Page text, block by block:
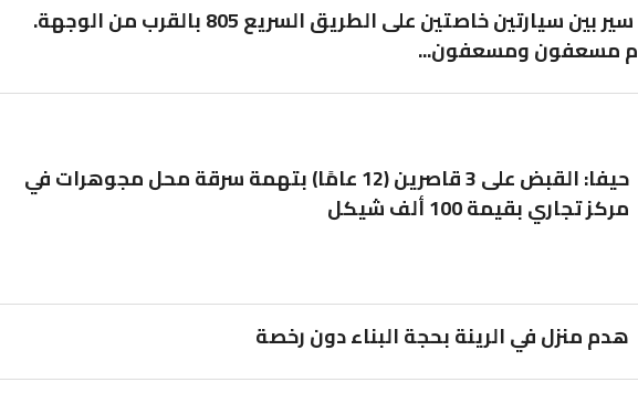
حادث سير بين سيارتين خاصتين على الطريق السريع 805 بالقرب من الوجهة.
مسعفون ومسعفون...
حيفا: القبض على 3 قاصرين (12 عامًا) بتهمة سرقة محل مجوهرات في
مركز تجاري بقيمة 100 ألف شيكل
هدم منزل في الرينة بحجة البناء دون رخصة